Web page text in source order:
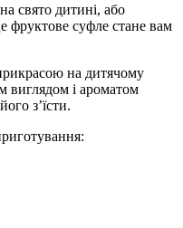
свято дитині, або
фруктове суфле стане вам
на дитячому
виглядом і ароматом
з’їсти.